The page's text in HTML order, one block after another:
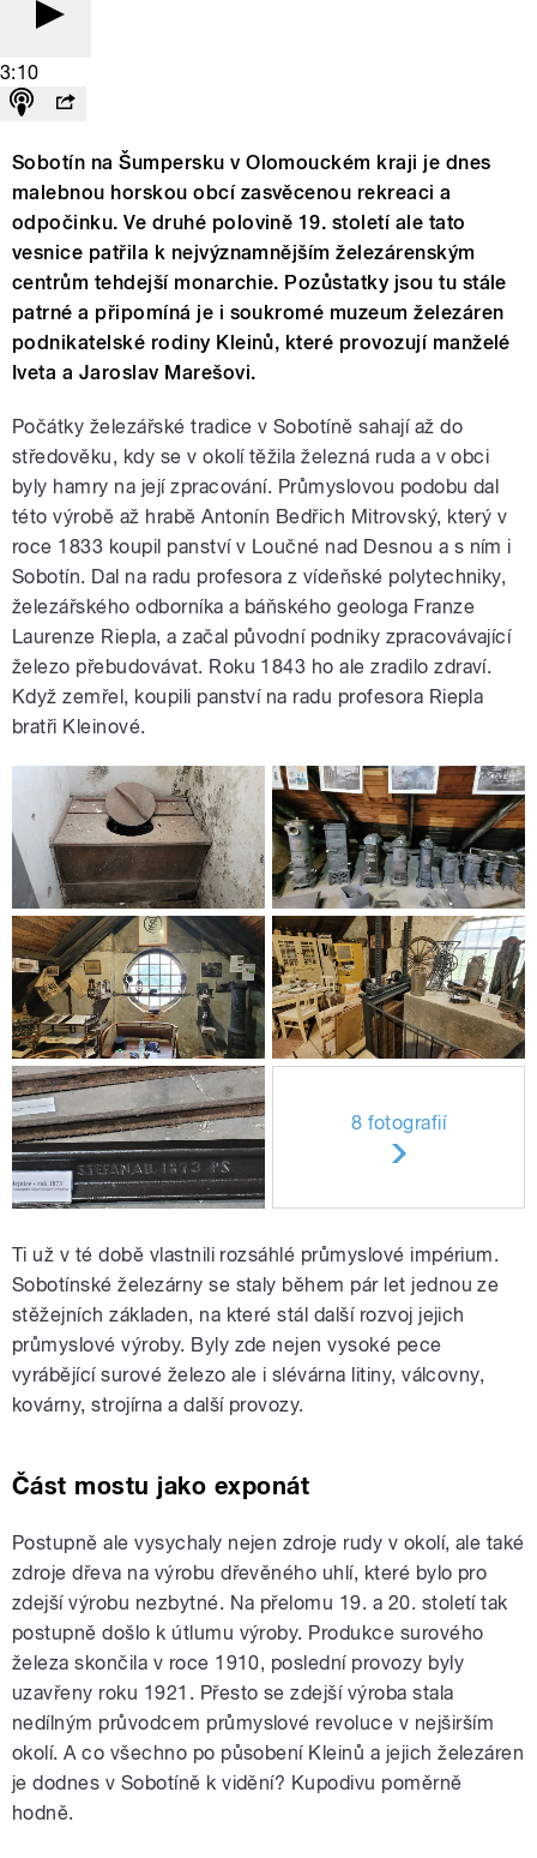
3:10
Sobotín na Šumpersku v Olomouckém kraji je dnes
malebnou horskou obcí zasvěcenou rekreaci a
odpočinku. Ve druhé polovině 19. století ale tato
vesnice patřila k nejvýznamnějším železárenským
centrům tehdejší monarchie. Pozůstatky jsou tu stále
patrné a připomíná je i soukromé muzeum železáren
podnikatelské rodiny Kleinů, které provozují manželé
Iveta a Jaroslav Marešovi.
Počátky železářské tradice v Sobotíně sahají až do
středověku, kdy se v okolí těžila železná ruda a v obci
byly hamry na její zpracování. Průmyslovou podobu dal
této výrobě až hrabě Antonín Bedřich Mitrovský, který v
roce 1833 koupil panství v Loučné nad Desnou a s ním i
Sobotín. Dal na radu profesora z vídeňské polytechniky,
železářského odborníka a báňského geologa Franze
Laurenze Riepla, a začal původní podniky zpracovávající
železo přebudovávat. Roku 1843 ho ale zradilo zdraví.
Když zemřel, koupili panství na radu profesora Riepla
bratři Kleinové.
8 fotografií
Ti už v té době vlastnili rozsáhlé průmyslové impérium.
Sobotínské železárny se staly během pár let jednou ze
stěžejních základen, na které stál další rozvoj jejich
průmyslové výroby. Byly zde nejen vysoké pece
vyrábějící surové železo ale i slévárna litiny, válcovny,
kovárny, strojírna a další provozy.
Část mostu jako exponát
Postupně ale vysychaly nejen zdroje rudy v okolí, ale také
zdroje dřeva na výrobu dřevěného uhlí, které bylo pro
zdejší výrobu nezbytné. Na přelomu 19. a 20. století tak
postupně došlo k útlumu výroby. Produkce surového
železa skončila v roce 1910, poslední provozy byly
uzavřeny roku 1921. Přesto se zdejší výroba stala
nedílným průvodcem průmyslové revoluce v nejširším
okolí. A co všechno po působení Kleinů a jejich železáren
je dodnes v Sobotíně k vidění? Kupodivu poměrně
hodně.